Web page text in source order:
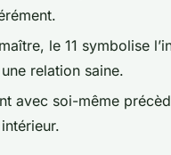
le 11 symbolise
relation saine.
avec soi-même